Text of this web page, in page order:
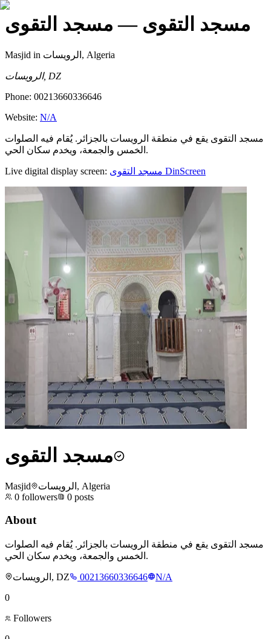
مسجد التقوى — مسجد التقوى
Masjid in الرويسات, Algeria
الرويسات, DZ
Phone: 00213660336646
Website: N/A
مسجد التقوى يقع في منطقة الرويسات بالجزائر. يُقام فيه الصلوات
الخمس والجمعة، ويخدم سكان الحي.
Live digital display screen: مسجد التقوى DinScreen
مسجد التقوى
Masjid
الرويسات, Algeria
0 followers 0 posts
About
مسجد التقوى يقع في منطقة الرويسات بالجزائر. يُقام فيه الصلوات
الخمس والجمعة، ويخدم سكان الحي.
الرويسات, DZ 00213660336646
N/A
0
Followers